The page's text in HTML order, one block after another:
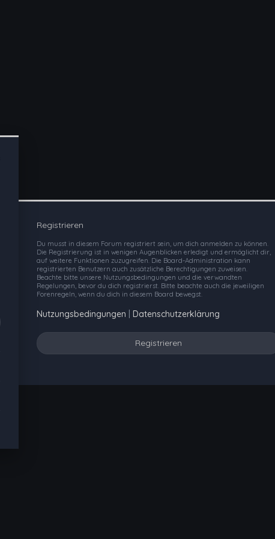
Registrieren
Du musst in diesem Forum registriert sein, um dich anmelden zu können.
Die Registrierung ist in wenigen Augenblicken erledigt und ermöglicht dir,
auf weitere Funktionen zuzugreifen. Die Board-Administration kann
registrierten Benutzern auch zusätzliche Berechtigungen zuweisen.
Beachte bitte unsere Nutzungsbedingungen und die verwandten
Regelungen, bevor du dich registrierst. Bitte beachte auch die jeweiligen
Forenregeln, wenn du dich in diesem Board bewegst.
Nutzungsbedingungen Datenschutzerklärung
Registrieren